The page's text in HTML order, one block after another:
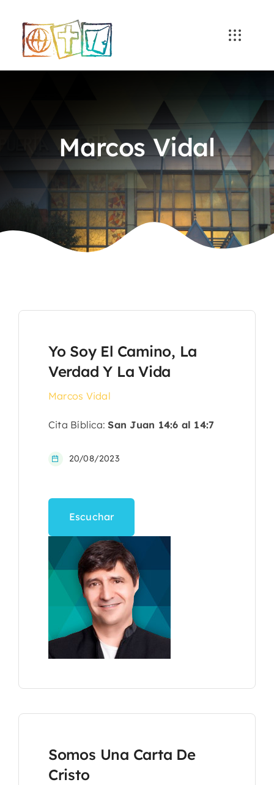
content
Marcos Vidal
Yo Soy El Camino, La
Verdad Y La Vida
Marcos Vidal
Cita Bíblica:San Juan 14:6 al 14:7
20/08/2023
Escuchar
Somos Una Carta De
Cristo